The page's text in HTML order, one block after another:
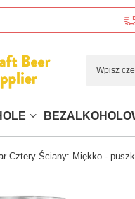
Cztery Ściany: Miękko -